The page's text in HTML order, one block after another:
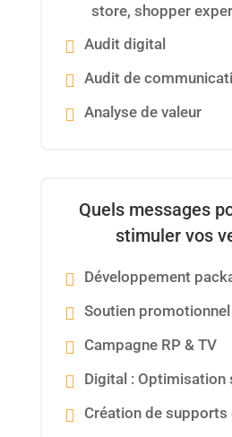
store, shopper
Audit digital
Audit de
Analyse de valeur
Quels messages
stimuler vos
Développement
Soutien promotionnel
Campagne RP & TV
Digital : Optimisation
Création de supports